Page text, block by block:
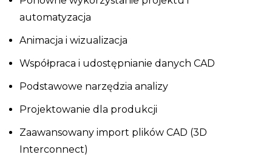
automatyzacja
Animacja i wizualizacja
Współpraca i udostępnianie danych CAD
Podstawowe narzędzia analizy
Projektowanie dla produkcji
Zaawansowany import plików CAD (3D
Interconnect)